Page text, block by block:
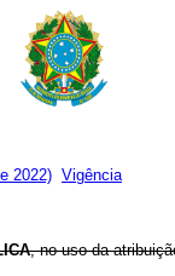
2022) Vigência
, no uso da